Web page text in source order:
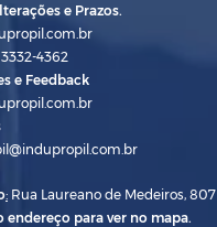
e Prazos.
4362
e Feedback
: Rua Laureano de Medeiros,
endereço para ver no mapa.